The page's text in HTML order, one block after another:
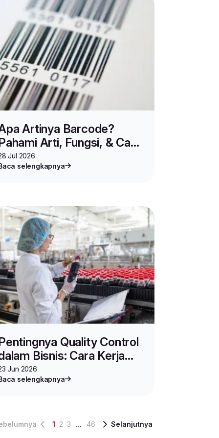
Artinya Barcode?
Arti, Fungsi, & Cara
Jul 2026
selengkapnya
Quality Control
Bisnis: Cara Kerja
Manfaatnya
Jun 2026
selengkapnya
1 2 3 ... 46 Selanjutnya